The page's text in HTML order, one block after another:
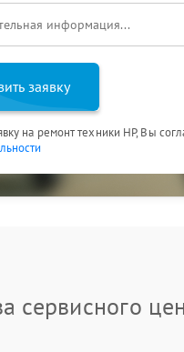
заявку
на ремонт техники HP, Вы
сервисного